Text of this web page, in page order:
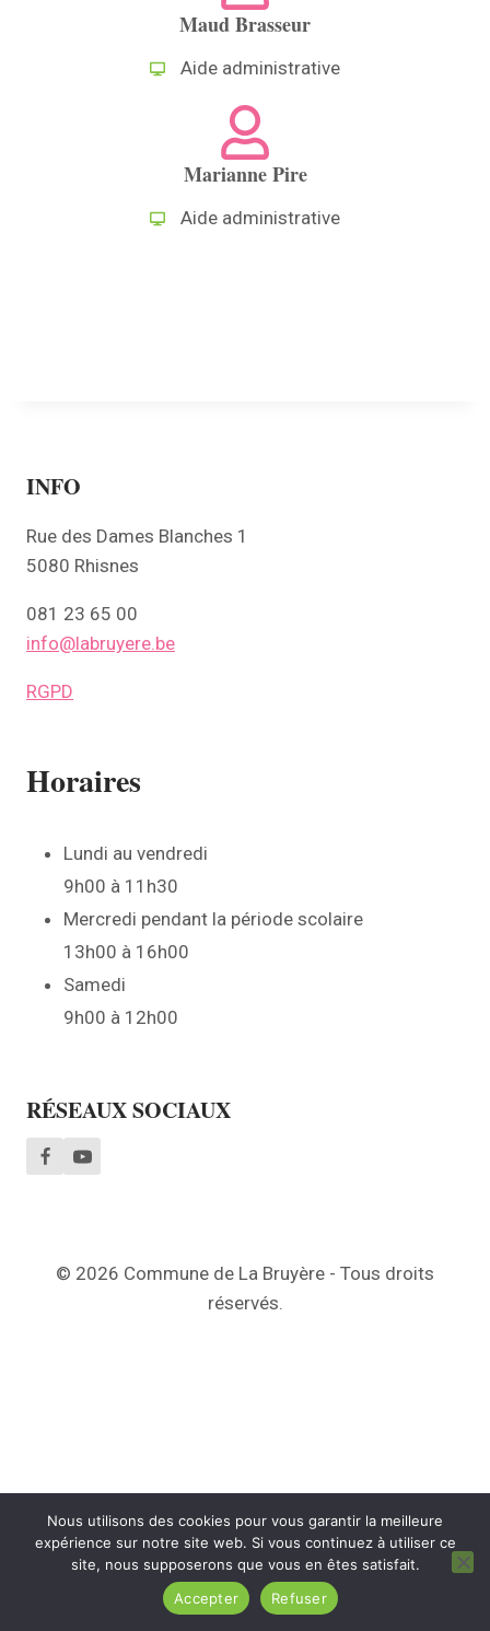
Maud Brasseur
Aide administrative
Marianne Pire
Aide administrative
INFO
Rue des Dames Blanches 1
5080 Rhisnes
081 23 65 00
info@labruyere.be
RGPD
Horaires
Lundi au vendredi
9h00 à 11h30
Mercredi pendant la période scolaire
13h00 à 16h00
Samedi
9h00 à 12h00
RÉSEAUX SOCIAUX
© 2026 Commune de La Bruyère - Tous droits
réservés.
Nous utilisons des cookies pour vous garantir la meilleure
expérience sur notre site web. Si vous continuez à utiliser ce
site, nous supposerons que vous en êtes satisfait.
Accepter
Refuser